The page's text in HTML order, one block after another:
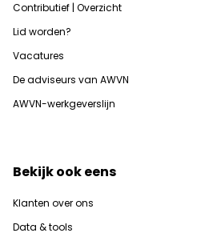
Contributief | Overzicht
Lid worden?
Vacatures
De adviseurs van AWVN
AWVN-werkgeverslijn
Bekijk ook eens
Klanten over ons
Data & tools